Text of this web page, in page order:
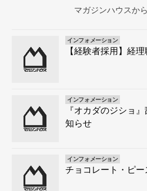
マガジンハウスか
インフォメーション
【経験者採用】経
インフォメーション
『オカダのジショ
知らせ
インフォメーション
チョコレート・ピ